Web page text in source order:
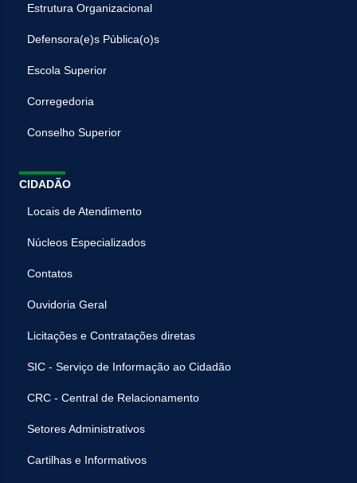
Estrutura Organizacional
Defensora(e)s Pública(o)s
Escola Superior
Corregedoria
Conselho Superior
CIDADÃO
Locais de Atendimento
Núcleos Especializados
Contatos
Ouvidoria Geral
Licitações e Contratações diretas
SIC - Serviço de Informação ao Cidadão
CRC - Central de Relacionamento
Setores Administrativos
Cartilhas e Informativos